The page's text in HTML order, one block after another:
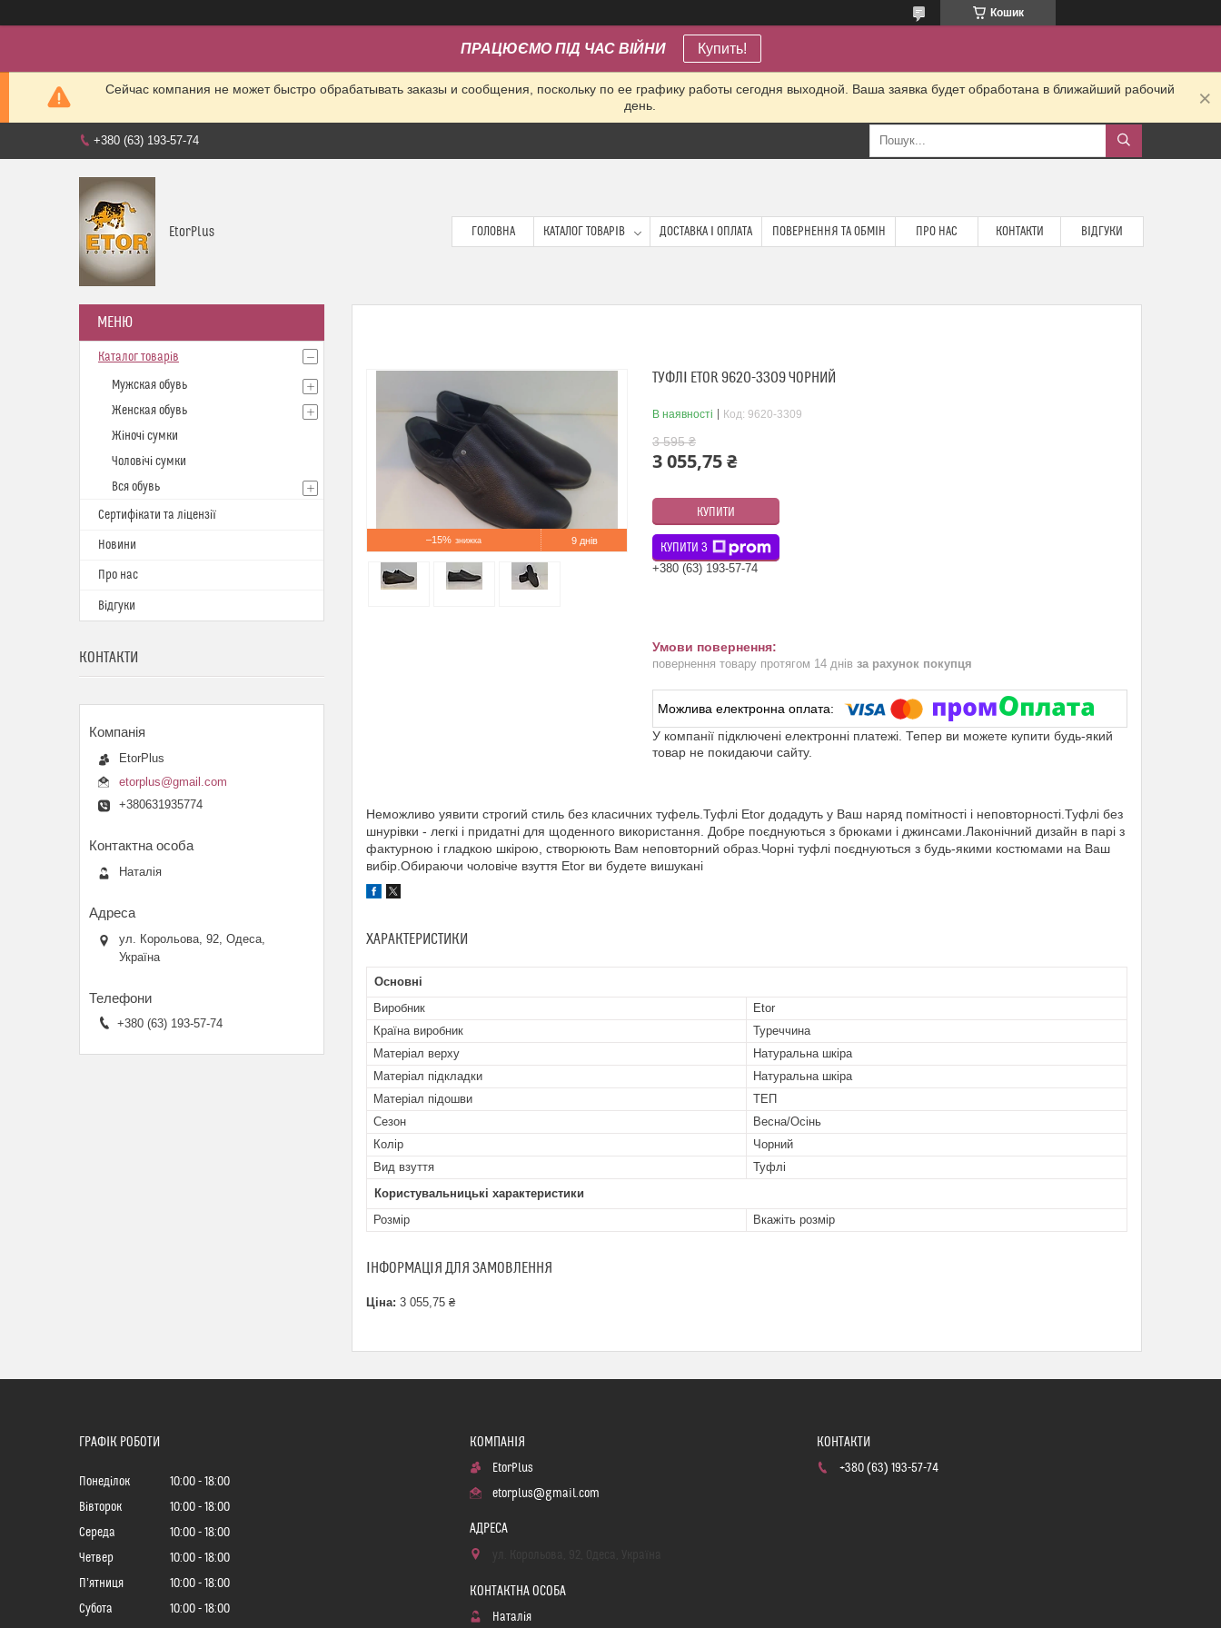
Кошик
ПРАЦЮЄМО ПІД ЧАС ВІЙНИ Купить!
Сейчас компания не может быстро обрабатывать заказы и сообщения, поскольку по ее графику работы сегодня выходной. Ваша заявка будет обработана в ближайший рабочий
день.
+380 (63) 193-57-74
EtorPlus ГОЛОВНА КАТАЛОГ ТОВАРІВ ДОСТАВКА І ОПЛАТА ПОВЕРНЕННЯ ТА ОБМІН ПРО НАС КОНТАКТИ ВІДГУКИ
–15% 9 днів
ТУФЛІ ETOR 9620-3309 ЧОРНИЙ
В наявності Код: 9620-3309
3 595 ₴
3 055,75 ₴
КУПИТИ
КУПИТИ З
+380 (63) 193-57-74
повернення товару протягом 14 днів за рахунок покупця
У компанії підключені електронні платежі. Тепер ви можете купити будь-який
товар не покидаючи сайту.
Неможливо уявити строгий стиль без класичних туфель.Туфлі Etor додадуть у Ваш наряд помітності і неповторності.Туфлі без
шнурівки - легкі і придатні для щоденного використання. Добре поєднуються з брюками і джинсами.Лаконічний дизайн в парі з
фактурною і гладкою шкірою, створюють Вам неповторний образ.Чорні туфлі поєднуються з будь-якими костюмами на Ваш
вибір.Обираючи чоловіче взуття Etor ви будете вишукані
ХАРАКТЕРИСТИКИ
Основні
Виробник
Etor
Країна виробник
Туреччина
Матеріал верху
Натуральна шкіра
Матеріал підкладки
Натуральна шкіра
Матеріал підошви
ТЕП
Сезон
Весна/Осінь
Колір
Чорний
Вид взуття
Туфлі
Користувальницькі характеристики
Розмір
Вкажіть розмір
ІНФОРМАЦІЯ ДЛЯ ЗАМОВЛЕННЯ
Ціна: 3 055,75 ₴
Каталог товарів
Мужская обувь
Женская обувь
Жіночі сумки
Чоловічі сумки
Вся обувь
Сертифікати та ліцензії
Новини
Про нас
Відгуки
КОНТАКТИ
EtorPlus
etorplus@gmail.com
+380631935774
Наталія
ул. Корольова, 92, Одеса,
Україна
+380 (63) 193-57-74
ГРАФІК РОБОТИ
Понеділок 10:00
18:00
Вівторок
10:00
18:00
Середа
10:00
18:00
Четвер
10:00
18:00
Пʼятниця
10:00
18:00
Субота
10:00
18:00
EtorPlus
etorplus@gmail.com
Наталія
+380 (63) 193-57-74